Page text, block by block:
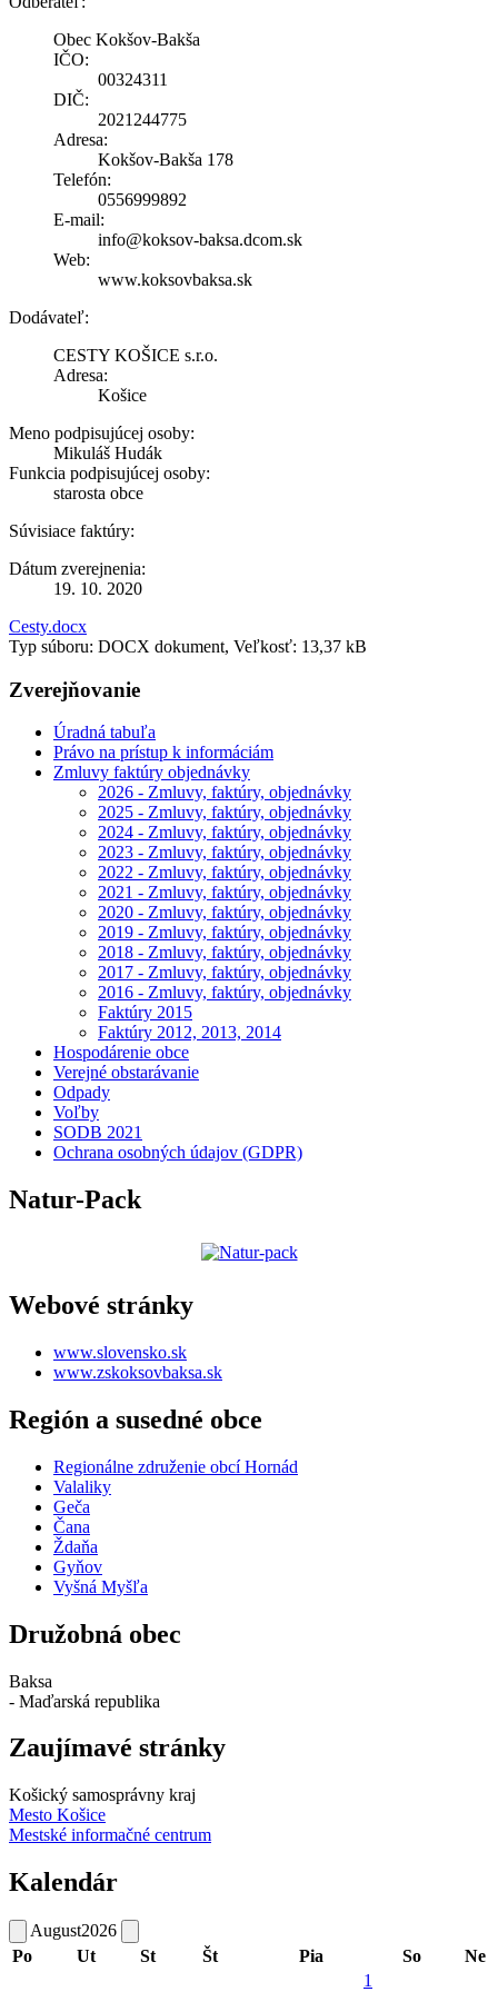
Obec Kokšov-Bakša
IČO:
00324311
DIČ:
2021244775
Adresa:
Kokšov-Bakša 178
Telefón:
0556999892
E-mail:
info@koksov-baksa.dcom.sk
Web:
www.koksovbaksa.sk
Dodávateľ:
CESTY KOŠICE s.r.o.
Adresa:
Košice
Meno podpisujúcej osoby:
Mikuláš Hudák
Funkcia podpisujúcej osoby:
starosta obce
Súvisiace faktúry:
Dátum zverejnenia:
19. 10. 2020
Cesty.docx
Typ súboru: DOCX dokument, Veľkosť: 13,37 kB
Zverejňovanie
Úradná tabuľa
Právo na prístup k informáciám
Zmluvy faktúry objednávky
2026 - Zmluvy, faktúry, objednávky
2025 - Zmluvy, faktúry, objednávky
2024 - Zmluvy, faktúry, objednávky
2023 - Zmluvy, faktúry, objednávky
2022 - Zmluvy, faktúry, objednávky
2021 - Zmluvy, faktúry, objednávky
2020 - Zmluvy, faktúry, objednávky
2019 - Zmluvy, faktúry, objednávky
2018 - Zmluvy, faktúry, objednávky
2017 - Zmluvy, faktúry, objednávky
2016 - Zmluvy, faktúry, objednávky
Faktúry 2015
Faktúry 2012, 2013, 2014
Hospodárenie obce
Verejné obstarávanie
Odpady
Voľby
SODB 2021
Ochrana osobných údajov (GDPR)
Natur-Pack
Webové stránky
www.slovensko.sk
www.zskoksovbaksa.sk
Región a susedné obce
Regionálne združenie obcí Hornád
Valaliky
Geča
Čana
Ždaňa
Gyňov
Vyšná Myšľa
Družobná obec
Baksa
- Maďarská republika
Zaujímavé stránky
Košický samosprávny kraj
Mesto Košice
Mestské informačné centrum
Kalendár
August2026
Po
Ut St Št Pia So Ne
1